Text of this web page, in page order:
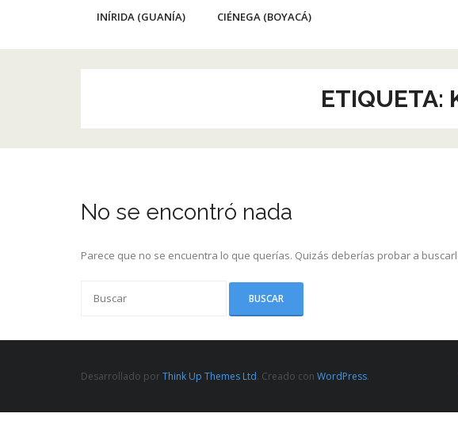
INÍRIDA (GUANÍA) CIÉNEGA (BOYACÁ)
ETIQUETA:
No se encontró nada
Parece que no se encuentra lo que querías. Quizás deberías probar a
Desarrollado porThink Up Themes Ltd. Creado con WordPress.